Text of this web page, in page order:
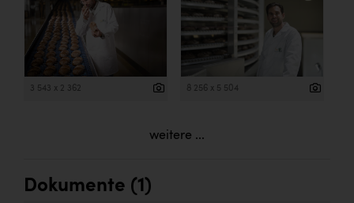
3 543 x 2 362 8 256 x 5 504
weitere ...
Dokumente (1)